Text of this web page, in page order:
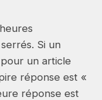
Si un
un article
réponse est «
réponse est